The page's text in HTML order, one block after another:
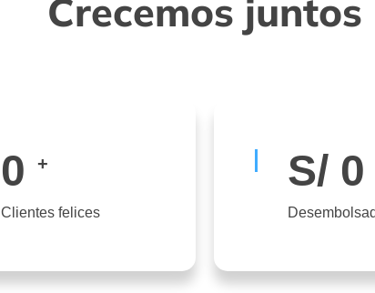
Crecemos juntos
0 +
Clientes felices
S/ 0